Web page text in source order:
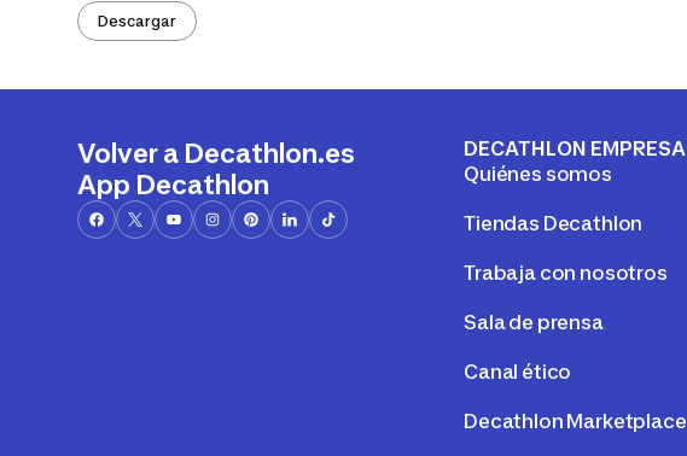
Descargar
Volver a Decathlon.es
App Decathlon
DECATHLON EMPRESA
Quiénes somos
Tiendas Decathlon
Trabaja con nosotros
Sala de prensa
Canal ético
Decathlon Marketplace